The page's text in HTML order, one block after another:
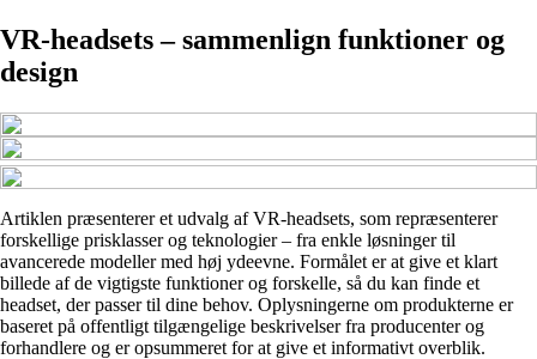
VR-headsets – sammenlign funktioner og
design
Artiklen præsenterer et udvalg af VR-headsets, som repræsenterer
forskellige prisklasser og teknologier – fra enkle løsninger til
avancerede modeller med høj ydeevne. Formålet er at give et klart
billede af de vigtigste funktioner og forskelle, så du kan finde et
headset, der passer til dine behov. Oplysningerne om produkterne er
baseret på offentligt tilgængelige beskrivelser fra producenter og
forhandlere og er opsummeret for at give et informativt overblik.